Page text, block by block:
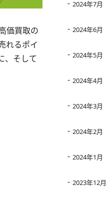
価買取の
れるポイ
、そして
2024年7月
2024年6月
2024年5月
2024年4月
2024年3月
2024年2月
2024年1月
2023年12月